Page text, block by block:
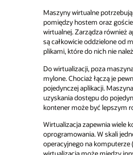
Maszyny wirtualne
pomiędzy hostem oraz
wirtualnej. Zarządza również
są całkowicie oddzielone od
plikami, które do nich nie
Do wirtualizacji, poza
mylone. Chociaż łączą je
pojedynczej aplikacji.
uzyskania dostępu do
kontener może być lepszym
Wirtualizacja zapewnia wiele
oprogramowania. W skali
operacyjnego na